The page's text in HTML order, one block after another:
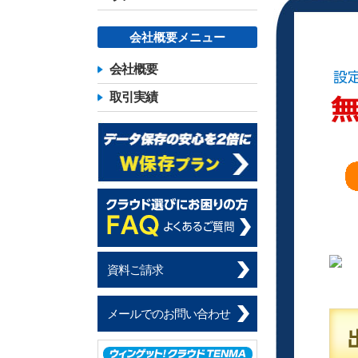
会社概要メニュー
会社概要
取引実績
資料ご請求
メールでのお問い合わせ